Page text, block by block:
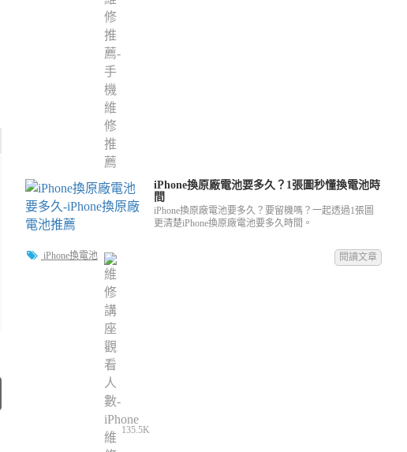
iPhone換原廠電池要多久？1張圖秒懂換電池時
間
iPhone換原廠電池要多久？要留機嗎？一起透過1張圖
更清楚iPhone換原廠電池要多久時間。
iPhone換電池
135.5K
閱讀文章